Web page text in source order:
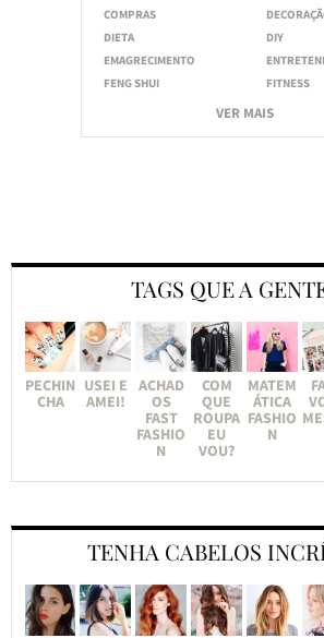
COMPRAS
DIETA
DIY
EMAGRECIMENTO
FENG SHUI
FITNESS
VER MAIS
TAGS QUE A
PECHIN
CHA
USEI E
AMEI!
ACHAD
OS
FAST
FASHIO
N
COM
QUE
ROUPA
EU
VOU?
MATEM
ÁTICA
FASHIO
N
TENHA CABELOS